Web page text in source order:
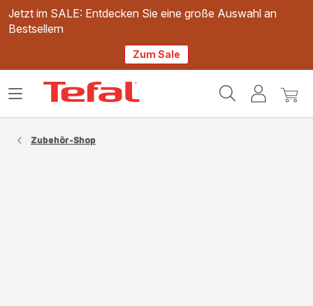
Jetzt im SALE: Entdecken Sie eine große Auswahl an
Bestsellern
Zum Sale
Mein
Mein
Das
Zubehör-Shop